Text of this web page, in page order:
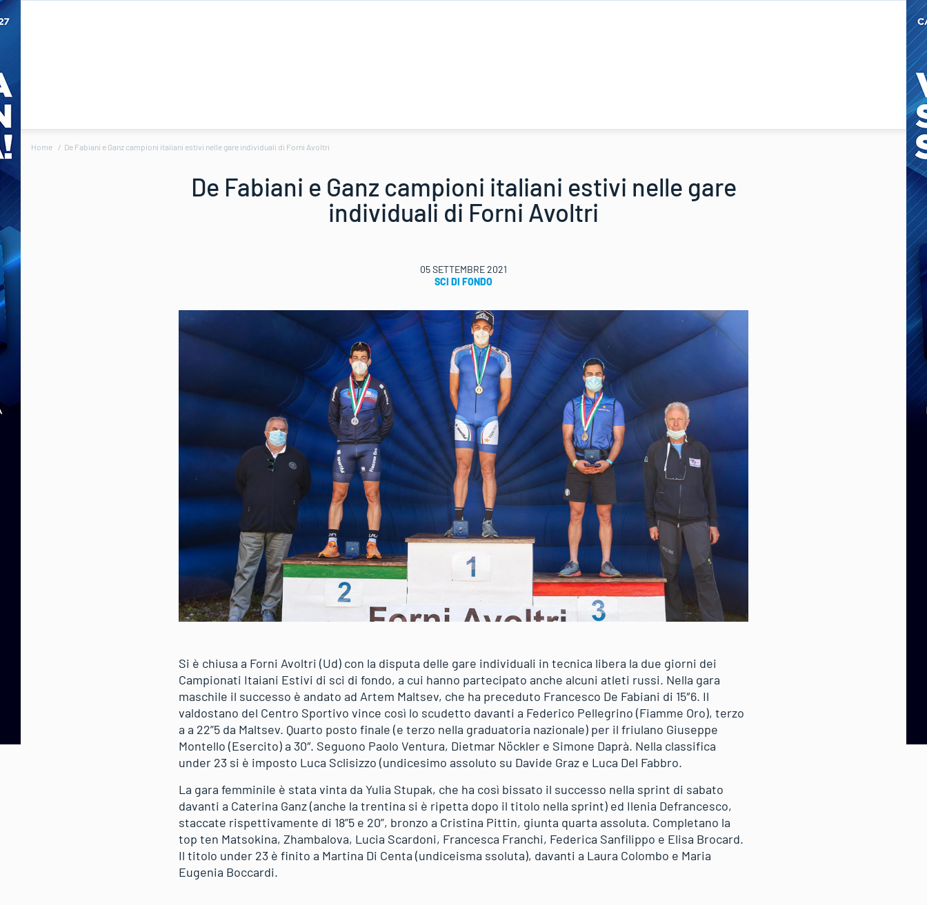
Home De Fabiani e Ganz campioni italiani estivi nelle gare individuali di Forni Avoltri
De Fabiani e Ganz campioni italiani estivi nelle gare
individuali di Forni Avoltri
05 SETTEMBRE 2021
SCI DI FONDO
Si è chiusa a Forni Avoltri (Ud) con la disputa delle gare individuali in tecnica libera la due giorni dei
Campionati Itaiani Estivi di sci di fondo, a cui hanno partecipato anche alcuni atleti russi. Nella gara
maschile il successo è andato ad Artem Maltsev, che ha preceduto Francesco De Fabiani di 15″6. Il
valdostano del Centro Sportivo vince così lo scudetto davanti a Federico Pellegrino (Fiamme Oro), terzo
a a 22”5 da Maltsev. Quarto posto finale (e terzo nella graduatoria nazionale) per il friulano Giuseppe
Montello (Esercito) a 30″. Seguono Paolo Ventura, Dietmar Nöckler e Simone Daprà. Nella classifica
under 23 si è imposto Luca Sclisizzo (undicesimo assoluto su Davide Graz e Luca Del Fabbro.
La gara femminile è stata vinta da Yulia Stupak, che ha così bissato il successo nella sprint di sabato
davanti a Caterina Ganz (anche la trentina si è ripetta dopo il titolo nella sprint) ed Ilenia Defrancesco,
staccate rispettivamente di 18”5 e 20”, bronzo a Cristina Pittin, giunta quarta assoluta. Completano la
top ten Matsokina, Zhambalova, Lucia Scardoni, Francesca Franchi, Federica Sanfilippo e Elisa Brocard.
Il titolo under 23 è finito a Martina Di Centa (undiceisma ssoluta), davanti a Laura Colombo e Maria
Eugenia Boccardi.